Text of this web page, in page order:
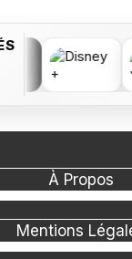
À Propos
Mentions